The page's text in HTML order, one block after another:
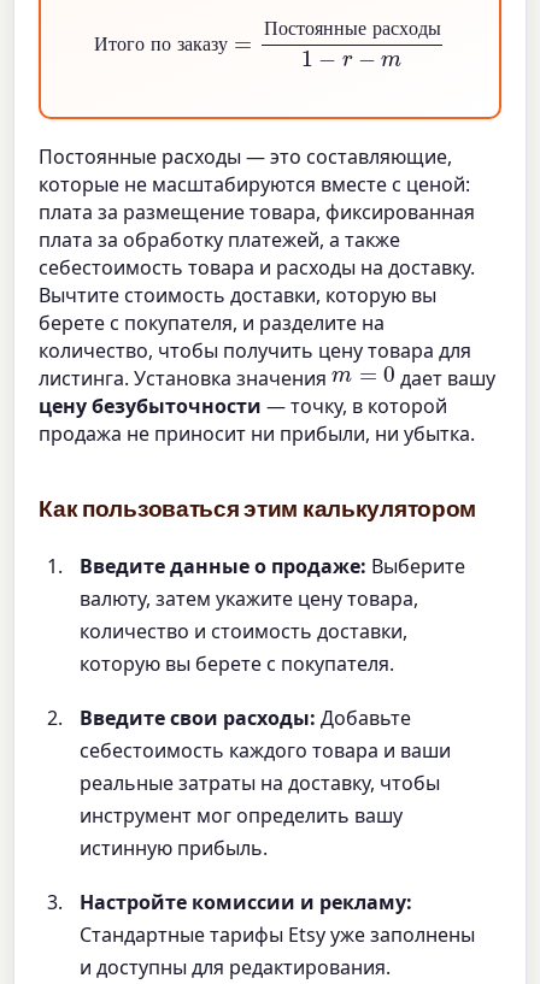
И т ог о п о заказу
П о ст о ян н ые р асхо ды
Итого по заказу=
Постоянные расходы1−r−m
Постоянные расходы — это составляющие,
которые не масштабируются вместе с ценой:
плата за размещение товара, фиксированная
плата за обработку платежей, а также
себестоимость товара и расходы на доставку.
Вычтите стоимость доставки, которую вы
берете с покупателя, и разделите на
количество, чтобы получить цену товара для
листинга. Установка значенияm=0
дает вашу
цену безубыточности — точку, в которой
продажа не приносит ни прибыли, ни убытка.
Как пользоваться этим калькулятором
Введите данные о продаже: Выберите
валюту, затем укажите цену товара,
количество и стоимость доставки,
которую вы берете с покупателя.
Введите свои расходы: Добавьте
себестоимость каждого товара и ваши
реальные затраты на доставку, чтобы
инструмент мог определить вашу
истинную прибыль.
Настройте комиссии и рекламу:
Стандартные тарифы Etsy уже заполнены
и доступны для редактирования.